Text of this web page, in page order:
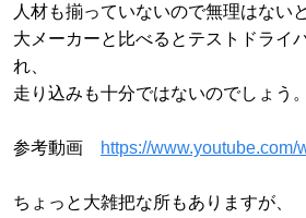
人材も揃っていないので無理はない
大メーカーと比べるとテストドライ
れ、
走り込みも十分ではないのでしょう。
参考動画 https://
ちょっと大雑把な所もありますが、